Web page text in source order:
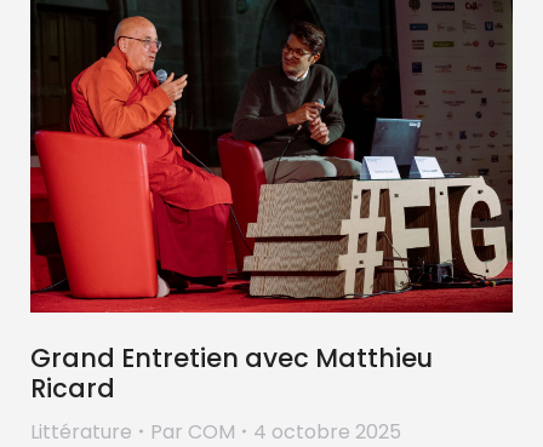
Grand Entretien avec Matthieu
Ricard
Littérature Par COM
4 octobre 2025